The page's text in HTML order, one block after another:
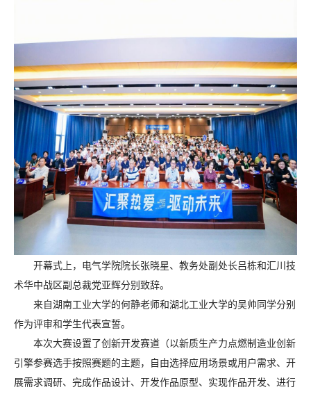
开幕式上，电气学院院长张晓星、教务处副处长吕栋和汇川技
术华中战区副总裁党亚辉分别致辞。
来自湖南工业大学的何静老师和湖北工业大学的吴帅同学分别
作为评审和学生代表宣誓。
本次大赛设置了创新开发赛道（以新质生产力点燃制造业创新
引擎参赛选手按照赛题的主题，自由选择应用场景或用户需求、开
展需求调研、完成作品设计、开发作品原型、实现作品开发、进行